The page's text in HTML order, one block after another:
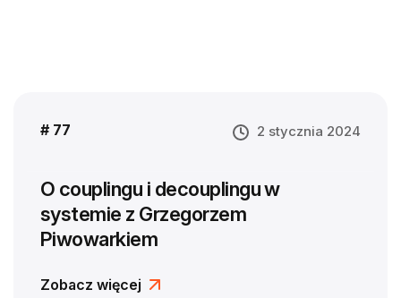
# 77 2 stycznia 2024
O couplingu i decouplingu w
systemie z Grzegorzem
Piwowarkiem
Zobacz więcej